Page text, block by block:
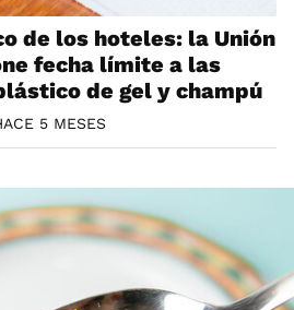
de los hoteles: la Unión
fecha límite a las
de gel y champú
5 MESES